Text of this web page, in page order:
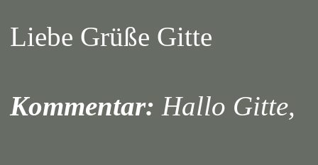
Liebe Grüße Gitte
Kommentar: Hallo Gitte,